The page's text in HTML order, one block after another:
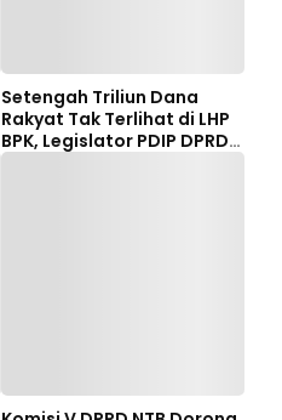
Setengah Triliun Dana
Rakyat Tak Terlihat di LHP
BPK, Legislator PDIP DPRD
NTB Tuntut Audit